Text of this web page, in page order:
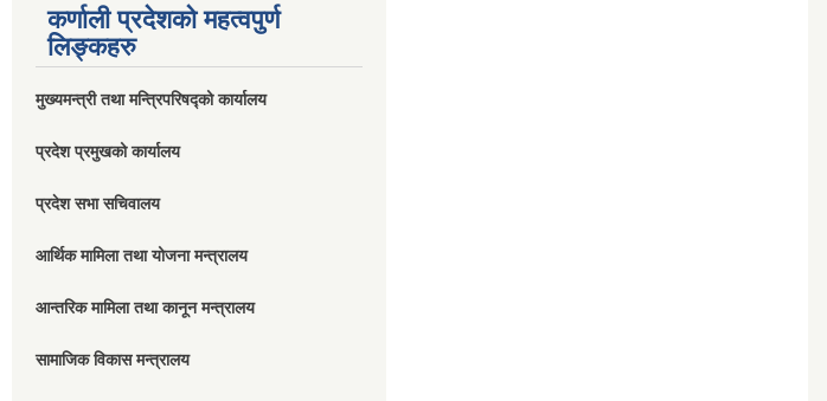
कर्णाली प्रदेशको महत्वपुर्ण
लिङ्कहरु
मुख्यमन्त्री तथा मन्त्रिपरिषद्को कार्यालय
प्रदेश प्रमुखको कार्यालय
प्रदेश सभा सचिवालय
आर्थिक मामिला तथा योजना मन्त्रालय
आन्तरिक मामिला तथा कानून मन्त्रालय
सामाजिक विकास मन्त्रालय